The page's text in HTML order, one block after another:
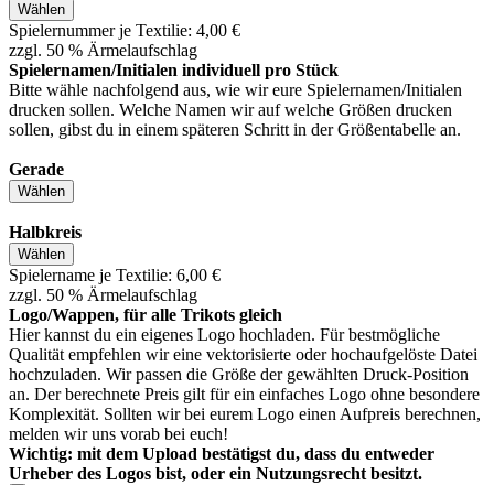
Wählen
Spielernummer je Textilie: 4,00 €
zzgl. 50 % Ärmelaufschlag
Spielernamen/Initialen individuell pro Stück
Bitte wähle nachfolgend aus, wie wir eure Spielernamen/Initialen
drucken sollen. Welche Namen wir auf welche Größen drucken
sollen, gibst du in einem späteren Schritt in der Größentabelle an.
Gerade
Wählen
Halbkreis
Wählen
Spielername je Textilie: 6,00 €
zzgl. 50 % Ärmelaufschlag
Logo/Wappen, für alle Trikots gleich
Hier kannst du ein eigenes Logo hochladen. Für bestmögliche
Qualität empfehlen wir eine vektorisierte oder hochaufgelöste Datei
hochzuladen. Wir passen die Größe der gewählten Druck-Position
an. Der berechnete Preis gilt für ein einfaches Logo ohne besondere
Komplexität. Sollten wir bei eurem Logo einen Aufpreis berechnen,
melden wir uns vorab bei euch!
Wichtig: mit dem Upload bestätigst du, dass du entweder
Urheber des Logos bist, oder ein Nutzungsrecht besitzt.